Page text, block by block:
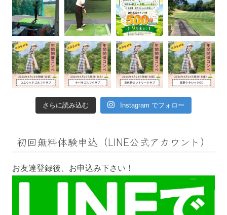
さらに読み込む Instagram でフォロー
初回無料体験申込（LINE公式アカウント）
お友達登録後、お申込み下さい！